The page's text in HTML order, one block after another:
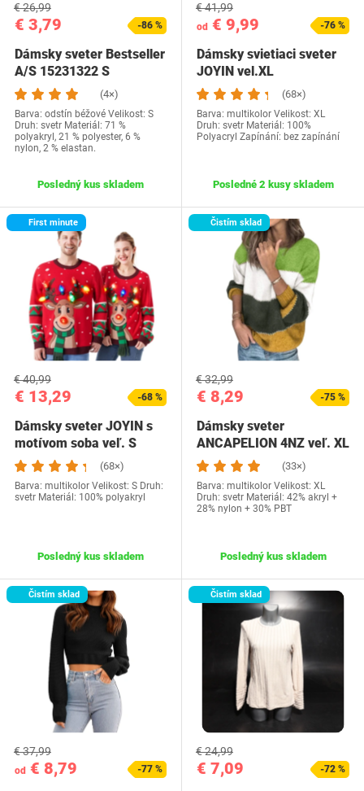
€ 3,79
€ 26,99
-86 %
Dámsky sveter Bestseller
A/S 15231322 S
(4×)
Barva: odstín béžové Velikost: S
Druh: svetr Materiál: 71 %
polyakryl, 21 % polyester, 6 %
nylon, 2 % elastan.
Posledný kus skladem
od € 9,99
€ 41,99
-76 %
Dámsky svietiaci sveter
JOYIN vel.XL
(68×)
Barva: multikolor Velikost: XL
Druh: svetr Materiál: 100%
Polyacryl Zapínání: bez zapínání
Posledné 2 kusy skladem
First minute
€ 13,29
€ 40,99
-68 %
Dámsky sveter JOYIN s
motívom soba veľ. S
(68×)
Barva: multikolor Velikost: S Druh:
svetr Materiál: 100% polyakryl
Posledný kus skladem
Čistím sklad
€ 8,29
€ 32,99
-75 %
Dámsky sveter
ANCAPELION 4NZ veľ. XL
(33×)
Barva: multikolor Velikost: XL
Druh: svetr Materiál: 42% akryl +
28% nylon + 30% PBT
Posledný kus skladem
Čistím sklad
od € 8,79
€ 37,99
-77 %
Čistím sklad
€ 7,09
€ 24,99
-72 %